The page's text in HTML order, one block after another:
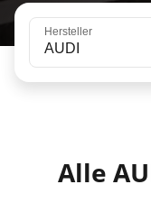
Hersteller
AUDI
Alle